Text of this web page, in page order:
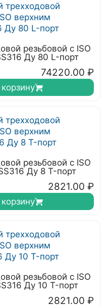
резьбовой с ISO
Ду 80 L-порт
74220.00 ₽
резьбовой с ISO
Ду 8 T-порт
2821.00 ₽
резьбовой с ISO
Ду 10 T-порт
2821.00 ₽